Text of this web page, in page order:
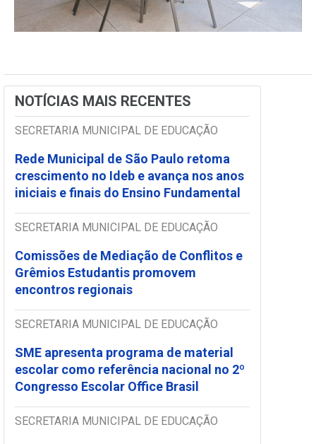
NOTÍCIAS MAIS RECENTES
SECRETARIA MUNICIPAL DE EDUCAÇÃO
Rede Municipal de São Paulo retoma
crescimento no Ideb e avança nos anos
iniciais e finais do Ensino Fundamental
SECRETARIA MUNICIPAL DE EDUCAÇÃO
Comissões de Mediação de Conflitos e
Grêmios Estudantis promovem
encontros regionais
SECRETARIA MUNICIPAL DE EDUCAÇÃO
SME apresenta programa de material
escolar como referência nacional no 2º
Congresso Escolar Office Brasil
SECRETARIA MUNICIPAL DE EDUCAÇÃO